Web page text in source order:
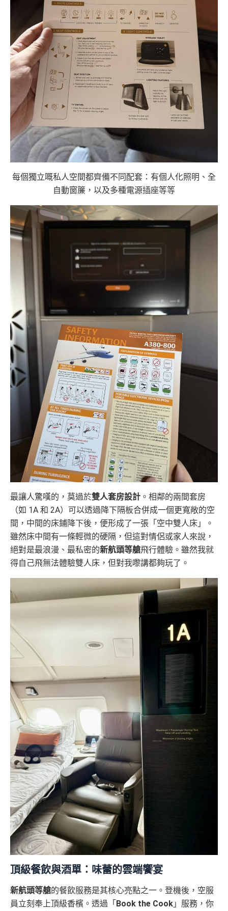
每個獨立嘅私人空間都齊備不同配套：有個人化照明、全
自動窗簾，以及多種電源插座等等
最讓人驚嘆的，莫過於雙人套房設計 。相鄰的兩間套房
（如 1A 和 2A）可以透過降下隔板合併成一個更寬敞的空
間，中間的床鋪降下後，便形成了一張「空中雙人床」。
雖然床中間有一條輕微的硬隔，但這對情侶或家人來說，
絕對是最浪漫、最私密的新航頭等艙飛行體驗。雖然我就
得自己飛無法體驗雙人床，但對我嚟講都夠玩了。
頂級餐飲與酒單：味蕾的雲端饗宴
新航頭等艙的餐飲服務是其核心亮點之一。登機後，空服
員立刻奉上頂級香檳。透過「 Book the Cook 」服務，你